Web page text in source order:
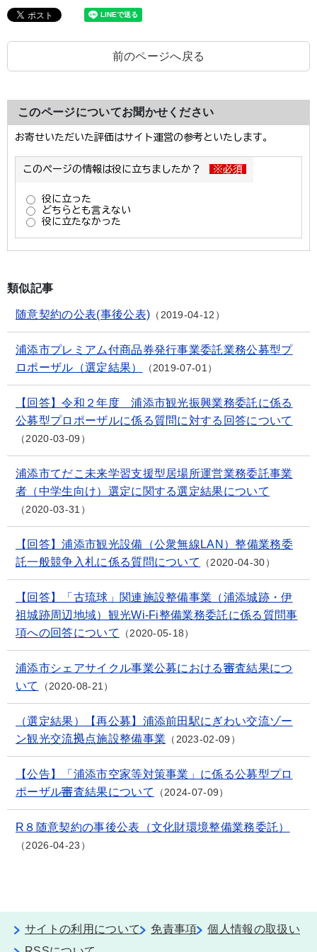
前のページへ戻る
このページについてお聞かせください
類似記事
随意契約の公表(事後公表) 2019-04-12
浦添市プレミアム付商品券発行事業委託業務公募型プ
ロポーザル（選定結果）
2019-07-01
【回答】令和２年度 浦添市観光振興業務委託に係る
公募型プロポーザルに係る質問に対する回答について
2020-03-09
浦添市てだこ未来学習支援型居場所運営業務委託事業
者（中学生向け）選定に関する選定結果について
2020-03-31
【回答】浦添市観光設備（公衆無線LAN）整備業務委
託一般競争入札に係る質問について
2020-04-30
【回答】「古琉球」関連施設整備事業（浦添城跡・伊
祖城跡周辺地域）観光Wi-Fi整備業務委託に係る質問事
項への回答について
2020-05-18
浦添市シェアサイクル事業公募における審査結果につ
いて
2020-08-21
（選定結果）【再公募】浦添前田駅にぎわい交流ゾー
ン観光交流拠点施設整備事業
2023-02-09
【公告】「浦添市空家等対策事業」に係る公募型プロ
ポーザル審査結果について
2024-07-09
R８随意契約の事後公表（文化財環境整備業務委託）
2026-04-23
サイトの利用について 免責事項
個人情報の取扱い